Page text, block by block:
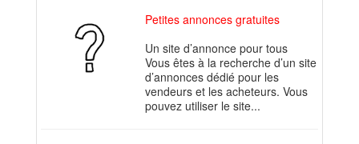
Petites annonces gratuites
Un site d’annonce pour tous
Vous êtes à la recherche d’un site
d’annonces dédié pour les
vendeurs et les acheteurs. Vous
pouvez utiliser le site...